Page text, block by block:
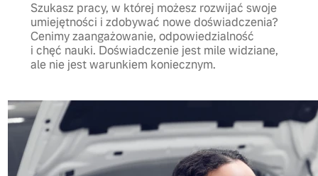
Szukasz pracy, w której możesz rozwijać swoje
umiejętności i zdobywać nowe doświadczenia?
Cenimy zaangażowanie, odpowiedzialność
i chęć nauki. Doświadczenie jest mile widziane,
ale nie jest warunkiem koniecznym.